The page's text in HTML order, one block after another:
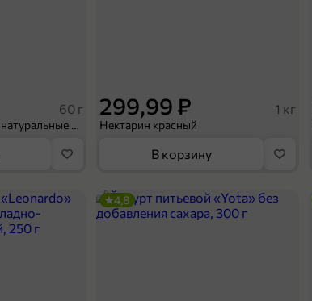
60 г
Чипсы «PRO-Чипсы» натуральные картофельные со вкусом краба, 60 г
299,99 ₽ 1 кг
Нектарин красный
В корзину
4,8